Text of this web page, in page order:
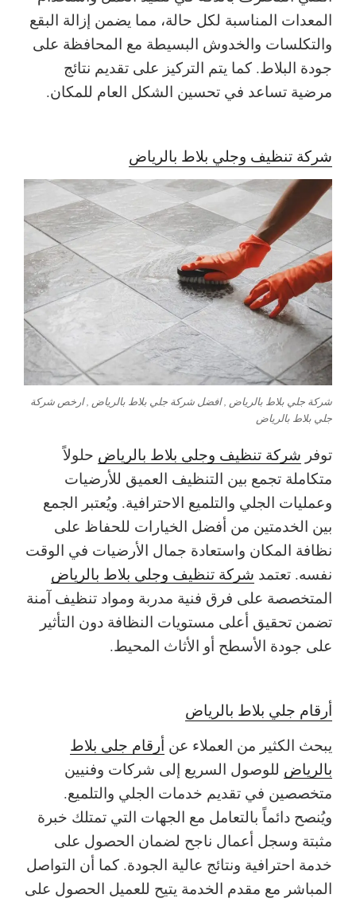
المعدات المناسبة لكل حالة، مما يضمن إزالة البقع
والتكلسات والخدوش البسيطة مع المحافظة على
جودة البلاط. كما يتم التركيز على تقديم نتائج
مرضية تساعد في تحسين الشكل العام للمكان.
شركة تنظيف وجلي بلاط بالرياض
شركة جلي بلاط بالرياض , افضل شركة جلي بلاط بالرياض , ارخص شركة
جلي بلاط بالرياض
توفر شركة تنظيف وجلي بلاط بالرياض حلولاً
متكاملة تجمع بين التنظيف العميق للأرضيات
وعمليات الجلي والتلميع الاحترافية. ويُعتبر الجمع
بين الخدمتين من أفضل الخيارات للحفاظ على
نظافة المكان واستعادة جمال الأرضيات في الوقت
نفسه. تعتمد شركة تنظيف وجلي بلاط بالرياض
المتخصصة على فرق فنية مدربة ومواد تنظيف آمنة
تضمن تحقيق أعلى مستويات النظافة دون التأثير
على جودة الأسطح أو الأثاث المحيط.
أرقام جلي بلاط بالرياض
يبحث الكثير من العملاء عن أرقام جلي بلاط
بالرياض للوصول السريع إلى شركات وفنيين
متخصصين في تقديم خدمات الجلي والتلميع.
ويُنصح دائماً بالتعامل مع الجهات التي تمتلك خبرة
مثبتة وسجل أعمال ناجح لضمان الحصول على
خدمة احترافية ونتائج عالية الجودة. كما أن التواصل
المباشر مع مقدم الخدمة يتيح للعميل الحصول على